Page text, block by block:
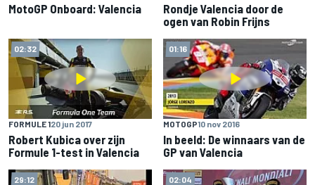
MotoGP Onboard: Valencia
Rondje Valencia door de
ogen van Robin Frijns
02:32
FORMULE 120 jun 2017
Robert Kubica over zijn
Formule 1-test in Valencia
01:16
MOTOGP10 nov 2016
In beeld: De winnaars van de
GP van Valencia
29:12 02:04